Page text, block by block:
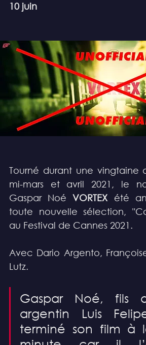
10 juin
Tourné durant une vingtaine
mi-mars et avril 2021, le
Gaspar Noé VORTEX été
toute nouvelle sélection,
au Festival de Cannes 2021.
Avec Dario Argento,
Lutz.
Gaspar Noé, fils
argentin Luis
terminé son film à